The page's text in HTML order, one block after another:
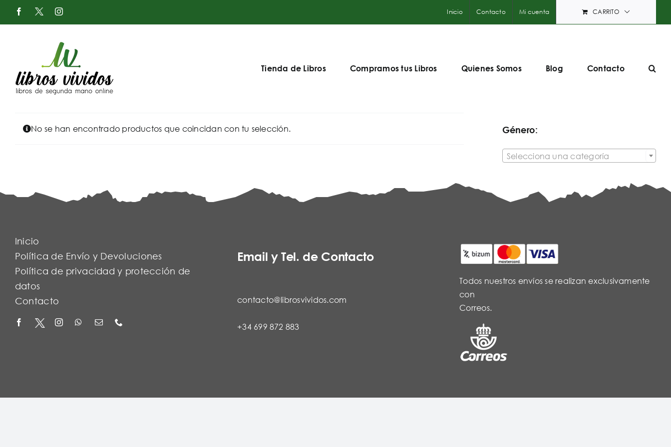
Saltar
Facebook
X
Twitter
Instagram Inicio Contacto Mi cuenta CARRITO
Tienda de Libros Compramos tus Libros Quienes Somos Blog Contacto
No se han encontrado productos que coincidan con tu selección. Género:
Selecciona una categoría
Inicio
Política de Envío y Devoluciones
Política de privacidad y protección de
datos
Contacto
Email y Tel. de Contacto
contacto@librosvividos.com
+34 699 872 883
Todos nuestros envíos se realizan exclusivamente
con
Correos.